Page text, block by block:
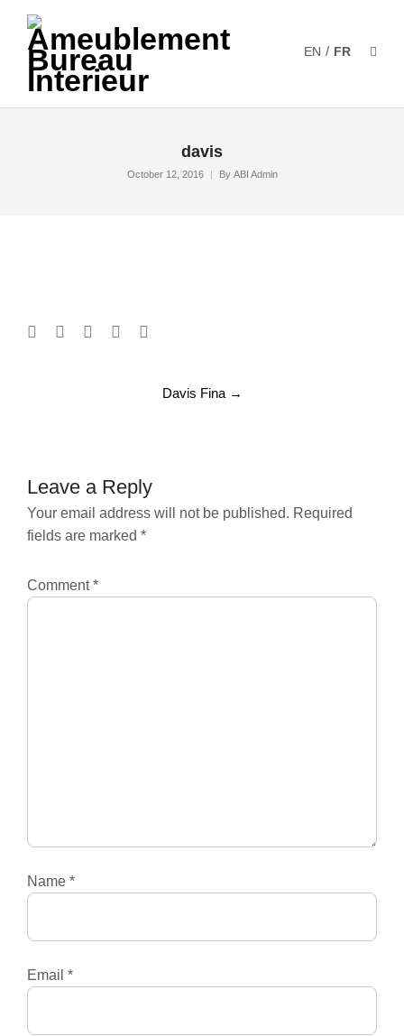
EN / FR
davis
October 12, 2016 By ABI Admin
Davis Fina →
Leave a Reply
Your email address will not be published. Required
fields are marked *
Comment*
Name *
Email *